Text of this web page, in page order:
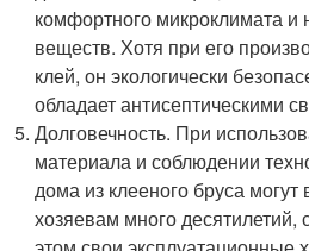
комфортного микроклимата
веществ. Хотя при его
клей, он экологически
обладает антисептическими
Долговечность. При
материала и соблюдении
дома из клееного бруса
хозяевам много десятилетий,